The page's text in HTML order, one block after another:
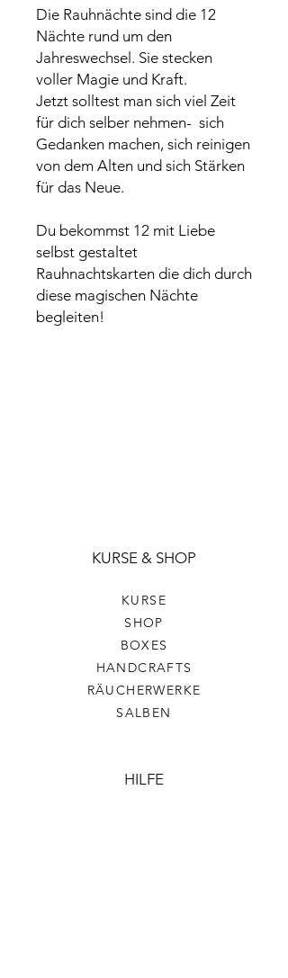
Die Rauhnächte sind die 12
Nächte rund um den
Jahreswechsel. Sie stecken
voller Magie und Kraft.
Jetzt solltest man sich viel Zeit
für dich selber nehmen- sich
Gedanken machen, sich reinigen
von dem Alten und sich Stärken
für das Neue.
Du bekommst 12 mit Liebe
selbst gestaltet
Rauhnachtskarten die dich durch
diese magischen Nächte
begleiten!
KURSE & SHOP
KURSE
SHOP
BOXES
HANDCRAFTS
RÄUCHERWERKE
SALBEN
HILFE